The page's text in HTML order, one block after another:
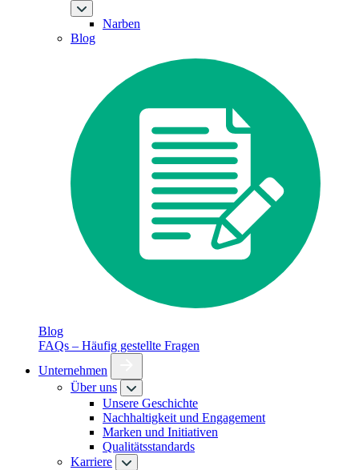
Narben
Blog
Blog
FAQs – Häufig gestellte Fragen
Unternehmen
Über uns
Unsere Geschichte
Nachhaltigkeit und Engagement
Marken und Initiativen
Qualitätsstandards
Karriere